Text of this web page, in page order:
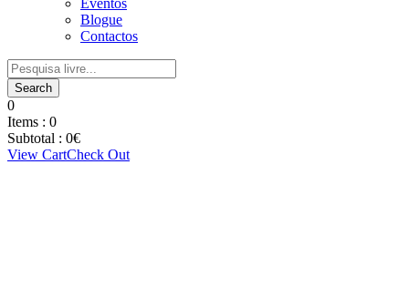
Eventos
Blogue
Contactos
0
Items : 0
Subtotal : 0€
View CartCheck Out